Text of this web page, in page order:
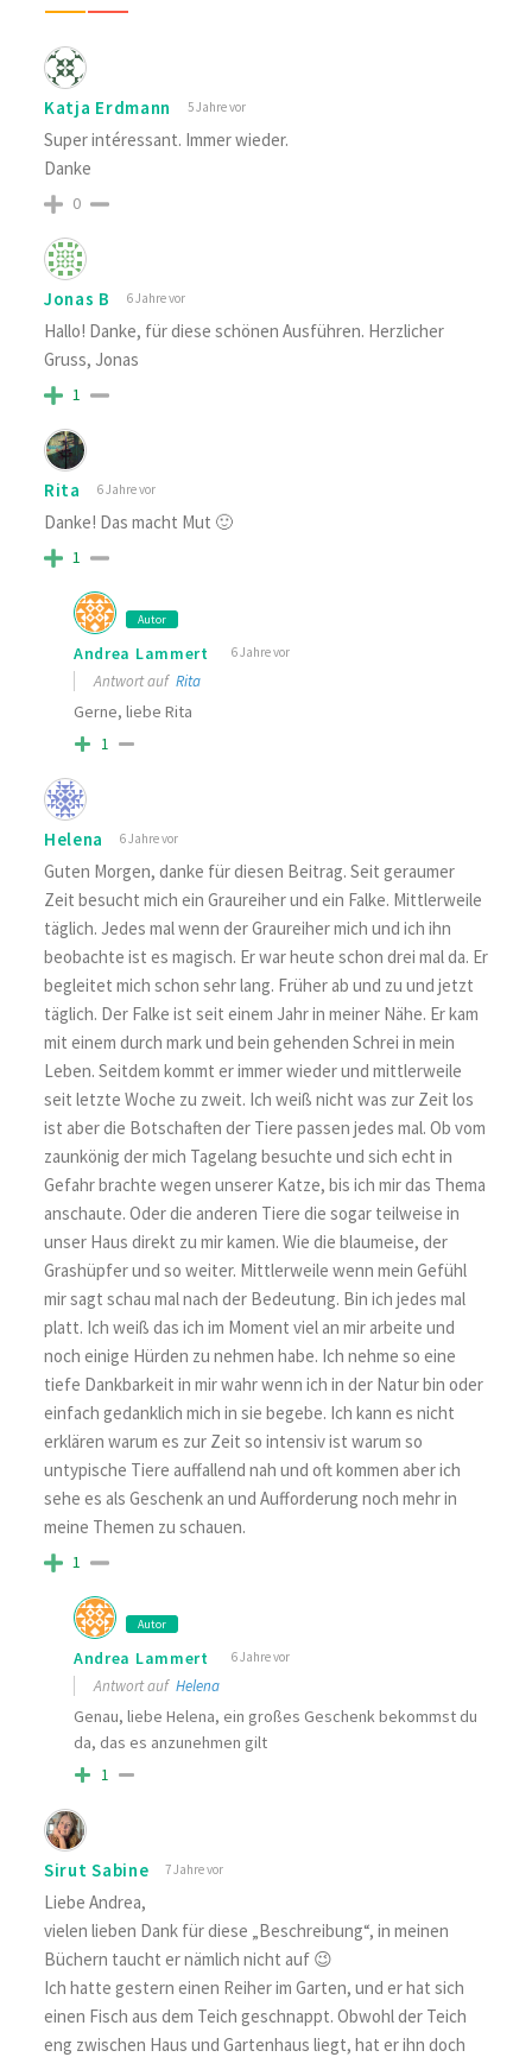
Katja Erdmann 5 Jahre vor
Super intéressant. Immer wieder.
Danke ️
0
Jonas B 6 Jahre vor
Hallo! Danke, für diese schönen Ausführen. Herzlicher
Gruss, Jonas
1
Rita 6 Jahre vor
Danke! Das macht Mut 🙂
1
Autor
Andrea Lammert 6 Jahre vor
Antwort auf Rita
Gerne, liebe Rita
1
Helena 6 Jahre vor
Guten Morgen, danke für diesen Beitrag. Seit geraumer
Zeit besucht mich ein Graureiher und ein Falke. Mittlerweile
täglich. Jedes mal wenn der Graureiher mich und ich ihn
beobachte ist es magisch. Er war heute schon drei mal da. Er
begleitet mich schon sehr lang. Früher ab und zu und jetzt
täglich. Der Falke ist seit einem Jahr in meiner Nähe. Er kam
mit einem durch mark und bein gehenden Schrei in mein
Leben. Seitdem kommt er immer wieder und mittlerweile
seit letzte Woche zu zweit. Ich weiß nicht was zur Zeit los
ist aber die Botschaften der Tiere passen jedes mal. Ob vom
zaunkönig der mich Tagelang besuchte und sich echt in
Gefahr brachte wegen unserer Katze, bis ich mir das Thema
anschaute. Oder die anderen Tiere die sogar teilweise in
unser Haus direkt zu mir kamen. Wie die blaumeise, der
Grashüpfer und so weiter. Mittlerweile wenn mein Gefühl
mir sagt schau mal nach der Bedeutung. Bin ich jedes mal
platt. Ich weiß das ich im Moment viel an mir arbeite und
noch einige Hürden zu nehmen habe. Ich nehme so eine
tiefe Dankbarkeit in mir wahr wenn ich in der Natur bin oder
einfach gedanklich mich in sie begebe. Ich kann es nicht
erklären warum es zur Zeit so intensiv ist warum so
untypische Tiere auffallend nah und oft kommen aber ich
sehe es als Geschenk an und Aufforderung noch mehr in
meine Themen zu schauen.
1
Autor
Andrea Lammert 6 Jahre vor
Antwort auf Helena
Genau, liebe Helena, ein großes Geschenk bekommst du
da, das es anzunehmen gilt
1
Sirut Sabine 7 Jahre vor
Liebe Andrea,
vielen lieben Dank für diese „Beschreibung“, in meinen
Büchern taucht er nämlich nicht auf 😉
Ich hatte gestern einen Reiher im Garten, und er hat sich
einen Fisch aus dem Teich geschnappt. Obwohl der Teich
eng zwischen Haus und Gartenhaus liegt, hat er ihn doch